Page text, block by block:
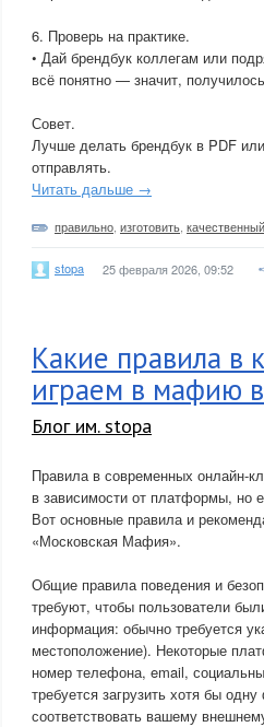
6. Проверь на практике.
• Дай брендбук коллегам или
всё понятно — значит,
Совет.
Лучше делать брендбук в PDF
отправлять.
Читать дальше →
правильно изготовить качественный
stopa 25 февраля 2026, 09:52
Какие правила в
играем в мафию
Блог им. stopa
Правила в современных онлайн-
в зависимости от платформы, но
Вот основные правила и
«Московская Мафия».
Общие правила поведения и
требуют, чтобы пользователи
информация: обычно требуется
местоположение). Некоторые
номер телефона, email,
требуется загрузить хотя бы
соответствовать вашему